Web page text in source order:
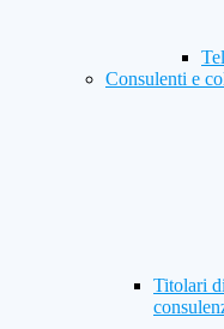
Consulenti e
Titolari